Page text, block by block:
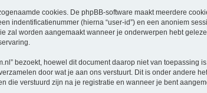
cookies. De phpBB-software maakt meerdere
indentificatienummer (hierna “user-id”) en een anoniem
worden aangemaakt wanneer je onderwerpen hebt
bezoekt, hoewel dit document daarop niet van toepassing
door wat je aan ons verstuurt. Dit is onder andere
die verstuurd zijn na je registratie en wanneer je bent